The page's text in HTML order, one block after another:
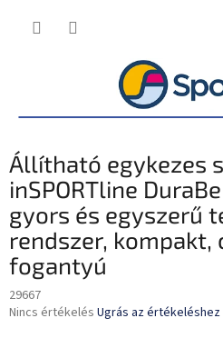
Állítható egykezes
inSPORTline
gyors és egyszerű
rendszer, kompakt,
fogantyú
29667
A
Nincs értékelés Ugrás az értékeléshez